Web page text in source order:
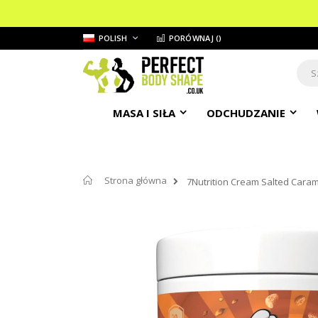
Przejdź
do
treści
JĘZYKPOLISH PORÓWNAJ ()
MASA I SIŁA ODCHUDZANIE
Strona główna
7Nutrition Cream Salted